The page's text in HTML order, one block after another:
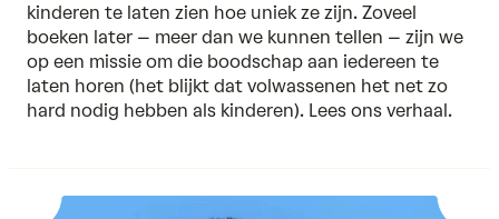
kinderen te laten zien hoe uniek ze zijn. Zoveel
boeken later – meer dan we kunnen tellen – zijn we
op een missie om die boodschap aan iedereen te
laten horen (het blijkt dat volwassenen het net zo
hard nodig hebben als kinderen). Lees ons verhaal.